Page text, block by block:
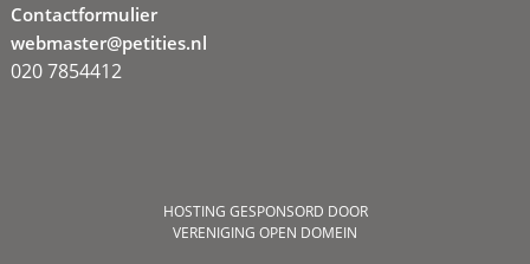
Contactformulier
webmaster@petities.nl
020 7854412
HOSTING GESPONSORD DOOR
VERENIGING OPEN DOMEIN